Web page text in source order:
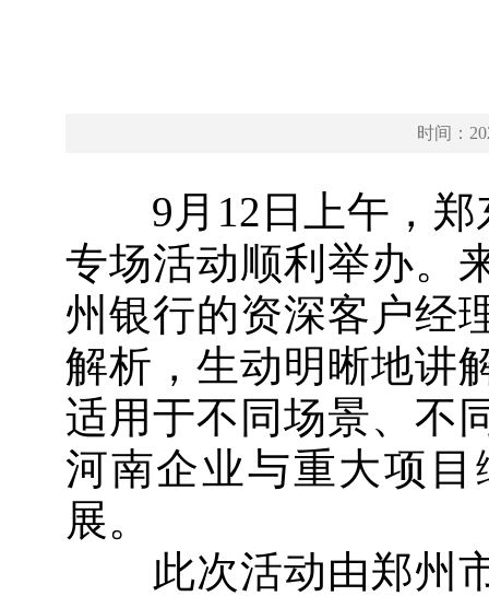
时间：
9月12日上午，郑
专场活动顺利举办。
州银行的资深客户经
解析，生动明晰地讲
适用于不同场景、不
河南企业与重大项
展。
此次活动由郑州市